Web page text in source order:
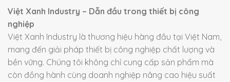
Việt Xanh Industry – Dẫn đầu trong thiết bị công
nghiệp
Việt Xanh Industry là thương hiệu hàng đầu tại Việt Nam,
mang đến giải pháp thiết bị công nghiệp chất lượng và
bền vững. Chúng tôi không chỉ cung cấp sản phẩm mà
còn đồng hành cùng doanh nghiệp nâng cao hiệu suất